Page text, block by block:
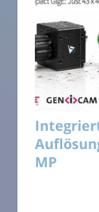
MP